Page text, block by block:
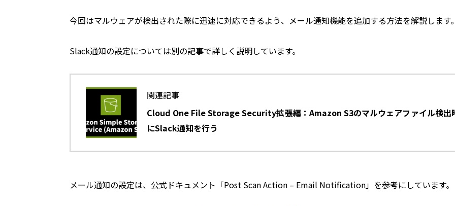
今回はマルウェアが検出された際に迅速に対応できるよう、メール通知機能を追加する方法を解説します
Slack通知の設定については別の記事で詳しく説明しています。
関連記事
Cloud One File Storage Security拡張編：Amazon S3のマルウェアファイル検出
にSlack通知を行う
メール通知の設定は、公式ドキュメント「Post Scan Action – Email Notification」を参考にしています。